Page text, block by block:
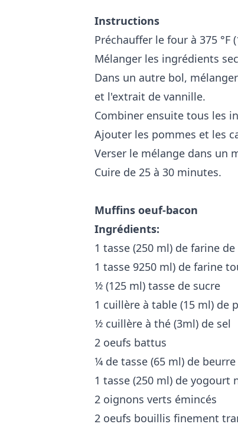
Instructions
Préchauffer le four à 375 °F
Mélanger les ingrédients
Dans un autre bol,
et l'extrait de vannille.
Combiner ensuite tous les
Ajouter les pommes et les
Verser le mélange dans un
Cuire de 25 à 30 minutes.
Muffins oeuf-bacon
Ingrédients:
1 tasse (250 ml) de farine
1 tasse 9250 ml) de farine
1⁄2 (125 ml) tasse de sucre
1 cuillère à table (15 ml) de
1⁄2 cuillère à thé (3ml) de sel
2 oeufs battus
1⁄4 de tasse (65 ml) de
1 tasse (250 ml) de yogourt
2 oignons verts émincés
2 oeufs bouillis finement